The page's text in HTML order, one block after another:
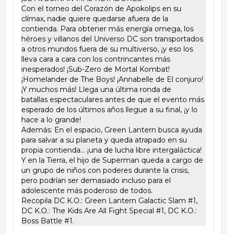
Con el torneo del Corazón de Apokolips en su
clímax, nadie quiere quedarse afuera de la
contienda. Para obtener más energía omega, los
héroes y villanos del Universo DC son transportados
a otros mundos fuera de su multiverso, ¡y eso los
lleva cara a cara con los contrincantes más
inesperados! ¡Sub-Zero de Mortal Kombat!
¡Homelander de The Boys! ¡Annabelle de El conjuro!
¡Y muchos más! Llega una última ronda de
batallas espectaculares antes de que el evento más
esperado de los últimos años llegue a su final, ¡y lo
hace a lo grande!
Además: En el espacio, Green Lantern busca ayuda
para salvar a su planeta y queda atrapado en su
propia contienda... ¡una de lucha libre intergaláctica!
Y en la Tierra, el hijo de Superman queda a cargo de
un grupo de niños con poderes durante la crisis,
pero podrían ser demasiado incluso para el
adolescente más poderoso de todos.
Recopila DC K.O.: Green Lantern Galactic Slam #1,
DC K.O.: The Kids Are All Fight Special #1, DC K.O.:
Boss Battle #1.